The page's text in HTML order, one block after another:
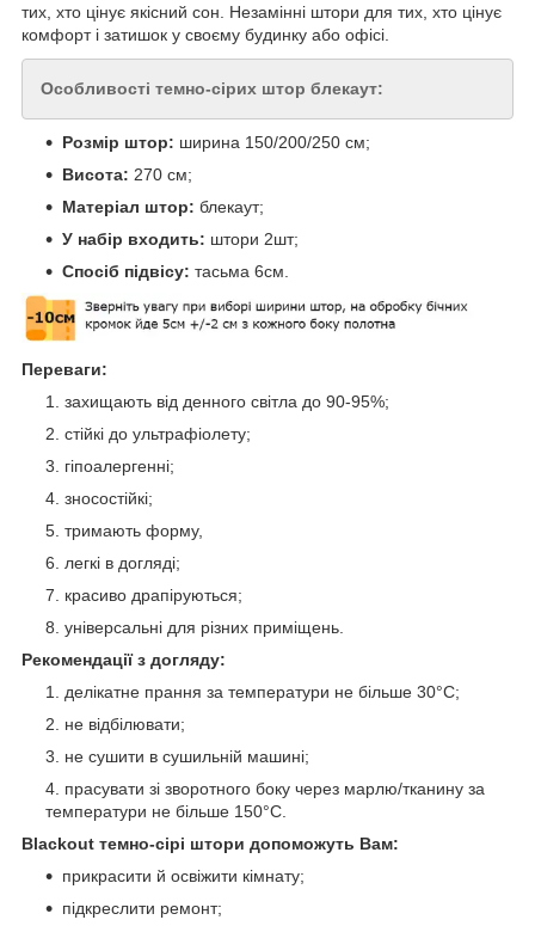
тих, хто цінує якісний сон. Незамінні штори для тих, хто цінує
комфорт і затишок у своєму будинку або офісі.
Особливості темно-сірих штор блекаут:
Розмір штор: ширина 150/200/250 см;
Висота: 270 см;
Матеріал штор: блекаут;
У набір входить: штори 2шт;
Спосіб підвісу: тасьма 6см.
Переваги:
захищають від денного світла до 90-95%;
стійкі до ультрафіолету;
гіпоалергенні;
зносостійкі;
тримають форму,
легкі в догляді;
красиво драпіруються;
універсальні для різних приміщень.
Рекомендації з догляду:
делікатне прання за температури не більше 30°C;
не відбілювати;
не сушити в сушильній машині;
прасувати зі зворотного боку через марлю/тканину за
температури не більше 150°C.
Blackout темно-сірі штори допоможуть Вам:
прикрасити й освіжити кімнату;
підкреслити ремонт;